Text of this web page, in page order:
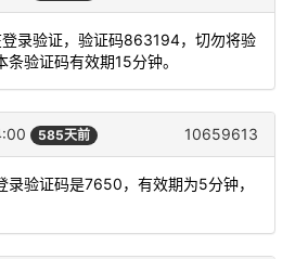
登录验证，验证码863194，切勿将验
验证码有效期15分钟。
585天前 10659613
录验证码是7650，有效期为5分钟，